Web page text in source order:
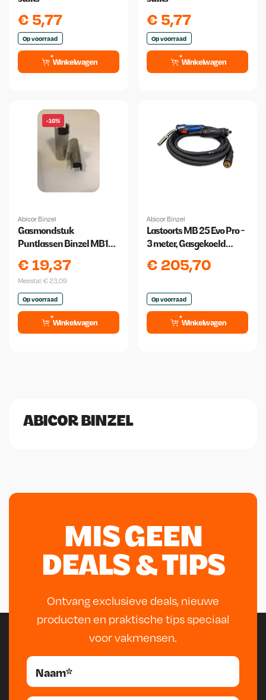
€ 5,77
Op voorraad
Winkelwagen
€ 5,77
Op voorraad
Winkelwagen
-16%
Abicor Binzel
Gasmondstuk
Puntlassen Binzel MB15
€19,37
Meestal:€ 23,09
Op voorraad
Winkelwagen
Abicor Binzel
Lastoorts MB 25 Evo Pro -
3 meter, Gasgekoeld
€205,70
Op voorraad
Winkelwagen
ABICOR BINZEL
MIS GEEN
DEALS & TIPS
Ontvang exclusieve deals, nieuwe
producten en praktische tips speciaal
voor vakmensen.